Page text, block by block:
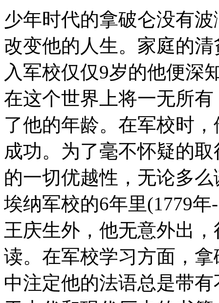
少年时代的拿破仑没有
改变他的人生。家庭的
入军校仅仅9岁的他便深
在这个世界上将一无所
了他的年龄。在军校时
成功。为了毫不怀疑的
的一切优越性，无论多
埃纳军校的6年里(1779
王庆生外，他无意外出
读。在军校学习方面，
中注定他的法语总是带